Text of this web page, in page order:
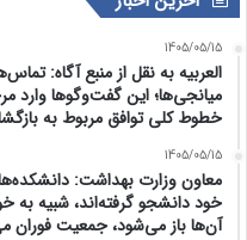
1405/05/15
العربیه به نقل از منبع آگاه:
میانجی‌ها؛ این گفت‌و‌گو‌ها وارد
خطوط کلی توافق مربوط به
1405/05/15
معاون وزارت بهداشت:
خود دانشجو گرفته‌اند، شبیه به
آن‌ها باز می‌شود، جمعیت فوران